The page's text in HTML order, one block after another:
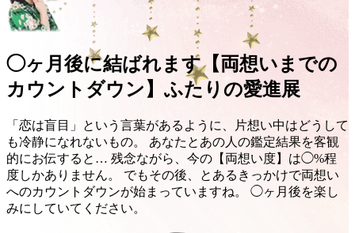
◯ヶ月後に結ばれます【両想いまでの
カウントダウン】ふたりの愛進展
「恋は盲目」という言葉があるように、片想い中はどうして
も冷静になれないもの。 あなたとあの人の鑑定結果を客観
的にお伝すると… 残念ながら、今の【両想い度】は◯%程
度しかありません。 でもその後、とあるきっかけで両想い
へのカウントダウンが始まっていますね。 ◯ヶ月後を楽し
みにしていてください。